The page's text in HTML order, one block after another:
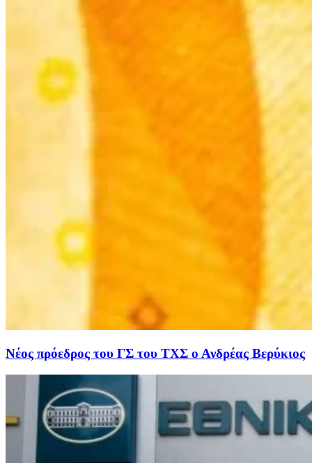
Νέος πρόεδρος του ΓΣ του ΤΧΣ ο Ανδρέας Βερύκιος